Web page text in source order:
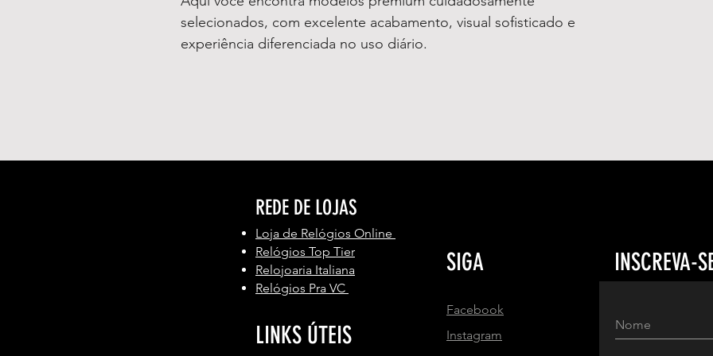
selecionados, com excelente acabamento, visual sofisticado e
experiência diferenciada no uso diário.
REDE DE LOJAS
Loja de Relógios Online
Relógios Top Tier
Relojoaria Italiana
Relógios Pra VC
LINKS ÚTEIS
SIGA
Facebook
Instagram
INSCREVA-